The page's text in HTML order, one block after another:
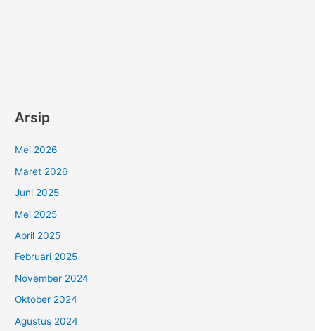
Arsip
Mei 2026
Maret 2026
Juni 2025
Mei 2025
April 2025
Februari 2025
November 2024
Oktober 2024
Agustus 2024